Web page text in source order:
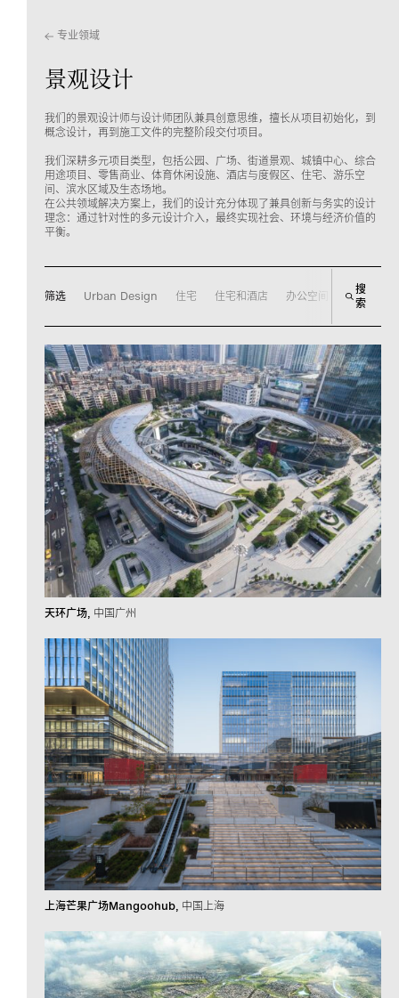
专业领域
景观设计
我们的景观设计师与设计师团队兼具创意思维，擅长从项目初始化，到
概念设计，再到施工文件的完整阶段交付项目。
我们深耕多元项目类型，包括公园、广场、街道景观、城镇中心、综合
用途项目、零售商业、体育休闲设施、酒店与度假区、住宅、游乐空
间、滨水区域及生态场地。
在公共领域解决方案上，我们的设计充分体现了兼具创新与务实的设计
理念：通过针对性的多元设计介入，最终实现社会、环境与经济价值的
平衡。
筛选 Urban Design 住宅 住宅和酒店 办公空间 商业零售
搜
索
天环广场 中国广州
上海芒果广场Mangoohub 中国上海